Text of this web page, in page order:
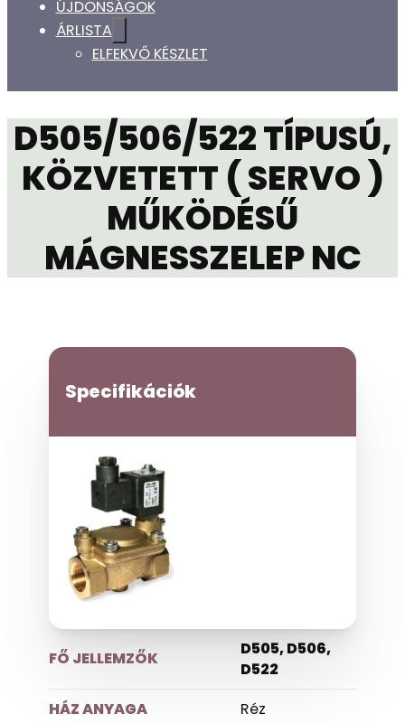
ÚJDONSÁGOK
ÁRLISTA
ELFEKVŐ KÉSZLET
D505/506/522 TÍPUSÚ,
KÖZVETETT ( SERVO )
MŰKÖDÉSŰ
MÁGNESSZELEP NC
Specifikációk
FŐ JELLEMZŐK
D505, D506,
D522
HÁZ ANYAGA
Réz